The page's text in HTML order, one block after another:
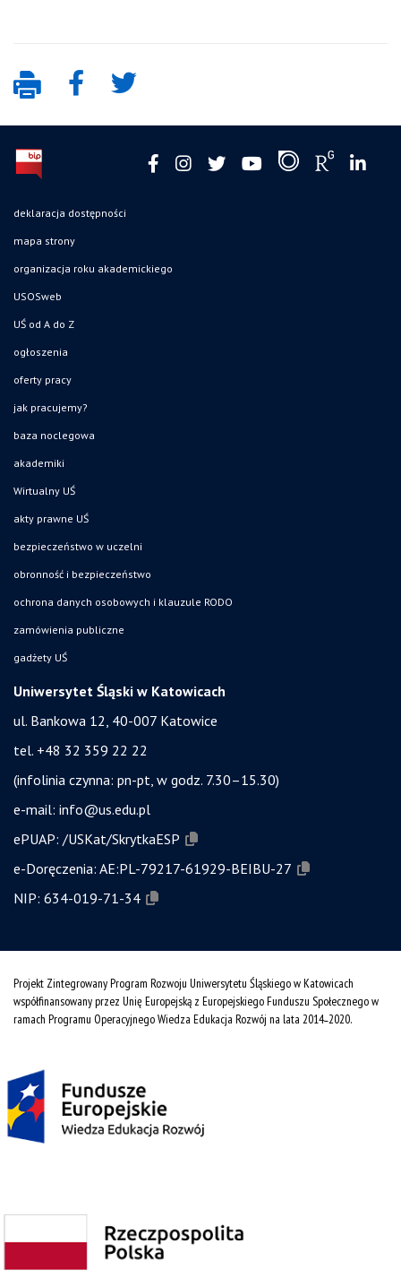
deklaracja dostępności
mapa strony
organizacja roku akademickiego
USOSweb
UŚ od A do Z
ogłoszenia
oferty pracy
jak pracujemy?
baza noclegowa
akademiki
Wirtualny UŚ
akty prawne UŚ
bezpieczeństwo w uczelni
obronność i bezpieczeństwo
ochrona danych osobowych i klauzule RODO
zamówienia publiczne
gadżety UŚ
Uniwersytet Śląski w Katowicach
ul. Bankowa 12, 40-007 Katowice
tel. +48 32 359 22 22
(infolinia czynna: pn-pt, w godz. 7.30–15.30)
e-mail: info@us.edu.pl
ePUAP: /USKat/SkrytkaESP
e-Doręczenia: AE:PL-79217-61929-BEIBU-27
NIP: 634-019-71-34
Projekt Zintegrowany Program Rozwoju Uniwersytetu Śląskiego w Katowicach
współfinansowany przez Unię Europejską z Europejskiego Funduszu Społecznego w
ramach Programu Operacyjnego Wiedza Edukacja Rozwój na lata 2014˗2020.